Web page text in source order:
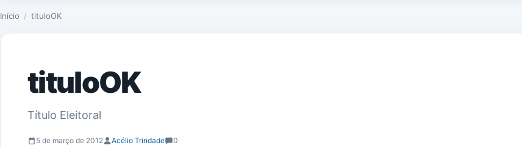
Início / tituloOK
tituloOK
Título Eleitoral
5 de março de 2012 Acélio Trindade 0